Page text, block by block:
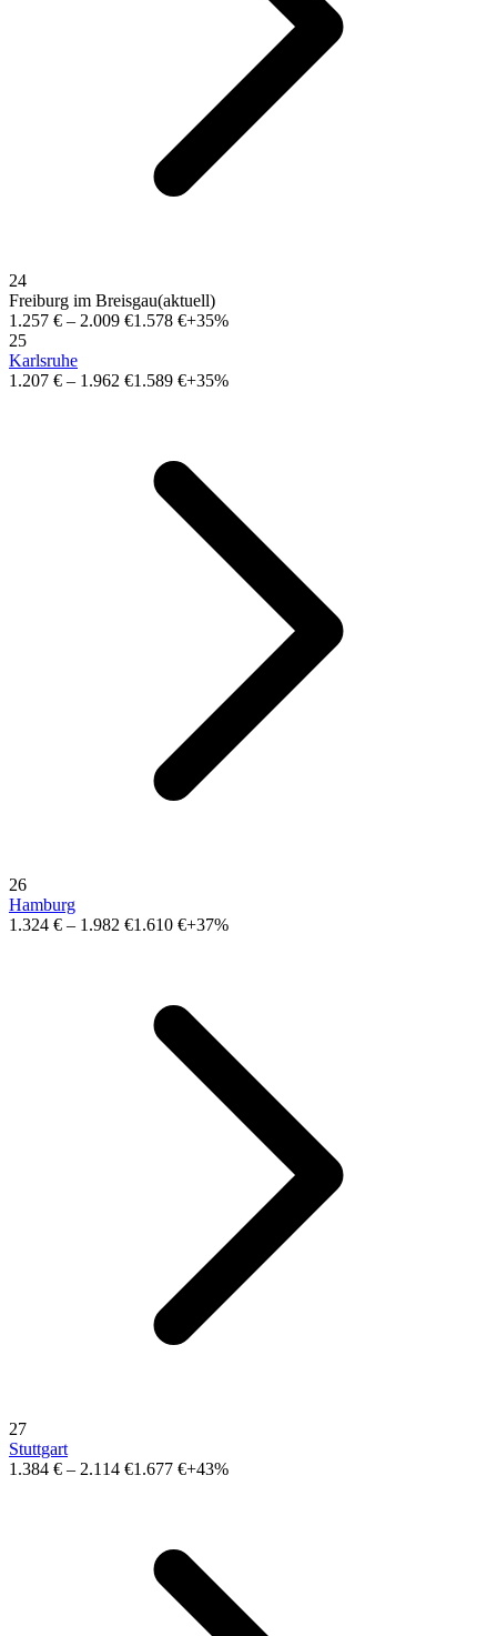
24
Freiburg im Breisgau(aktuell)
1.257 € – 2.009 €1.578 €+35%
25
Karlsruhe
1.207 € – 1.962 €1.589 €+35%
26
Hamburg
1.324 € – 1.982 €1.610 €+37%
27
Stuttgart
1.384 € – 2.114 €1.677 €+43%